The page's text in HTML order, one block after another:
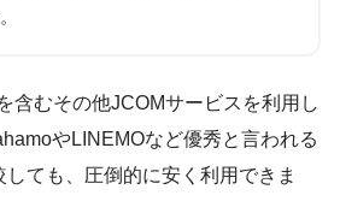
含むその他JCOMサービスを利用し
やLINEMOなど優秀と言われる
ても、圧倒的に安く利用できま